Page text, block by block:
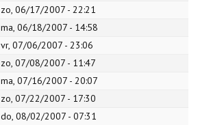
zo, 06/17/2007 - 22:21
ma, 06/18/2007 - 14:58
vr, 07/06/2007 - 23:06
zo, 07/08/2007 - 11:47
ma, 07/16/2007 - 20:07
zo, 07/22/2007 - 17:30
do, 08/02/2007 - 07:31